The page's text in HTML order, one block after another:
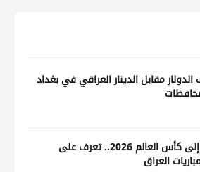
مقابل الدينار العراقي في بغداد
من ودية الأربعاء إلى كأس العالم 2026.. تعرف على
العراق